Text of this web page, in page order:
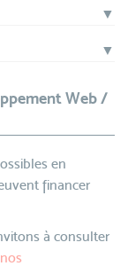
▼
▼
Web /
en
financer
à consulter